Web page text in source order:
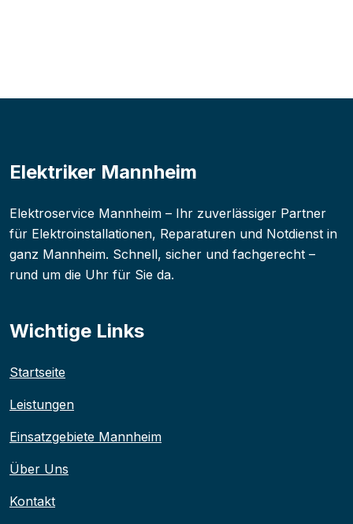
Elektriker Mannheim
Elektroservice Mannheim – Ihr zuverlässiger Partner
für Elektroinstallationen, Reparaturen und Notdienst in
ganz Mannheim. Schnell, sicher und fachgerecht –
rund um die Uhr für Sie da.
Wichtige Links
Startseite
Leistungen
Einsatzgebiete Mannheim
Über Uns
Kontakt